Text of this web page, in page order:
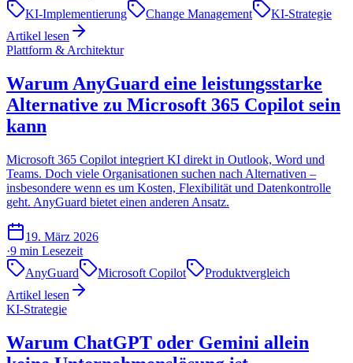
KI-Implementierung
Change Management
KI-Strategie
Artikel lesen
Plattform & Architektur
Warum AnyGuard eine leistungsstarke
Alternative zu Microsoft 365 Copilot sein
kann
Microsoft 365 Copilot integriert KI direkt in Outlook, Word und
Teams. Doch viele Organisationen suchen nach Alternativen –
insbesondere wenn es um Kosten, Flexibilität und Datenkontrolle
geht. AnyGuard bietet einen anderen Ansatz.
19. März 2026
·9 min Lesezeit
AnyGuard
Microsoft Copilot
Produktvergleich
Artikel lesen
KI-Strategie
Warum ChatGPT oder Gemini allein